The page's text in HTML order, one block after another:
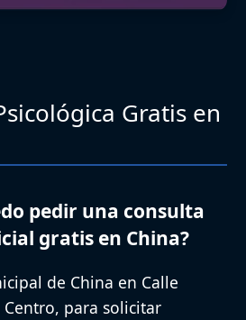
Gratis en
pedir una consulta
gratis en China?
de China en Calle
Centro, para solicitar